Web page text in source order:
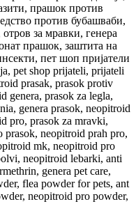
прашок против
против бубашваби,
за мравки, генера
прашок, заштита на
пет шоп пријатели
pet shop prijateli, prijateli
prasak, prasok protiv
genera, prasok za legla,
genera prasok, neopitroid
pro, prasok za mravki,
prasok, neopitroid prah pro,
mk, neopitroid pro
neopitroid lebarki, anti
genera pet care,
flea powder for pets, ant
neopitroid pro powder,